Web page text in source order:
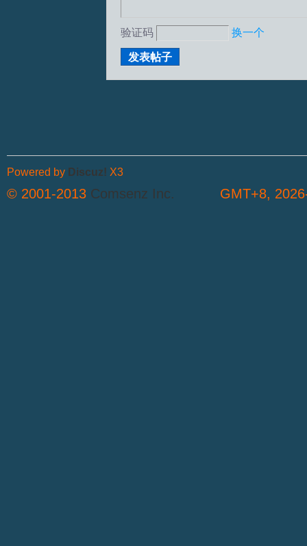
验证码 换一个
发表帖子
GMT+8,
Powered by Discuz! X3
© 2001-2013 Comsenz Inc.